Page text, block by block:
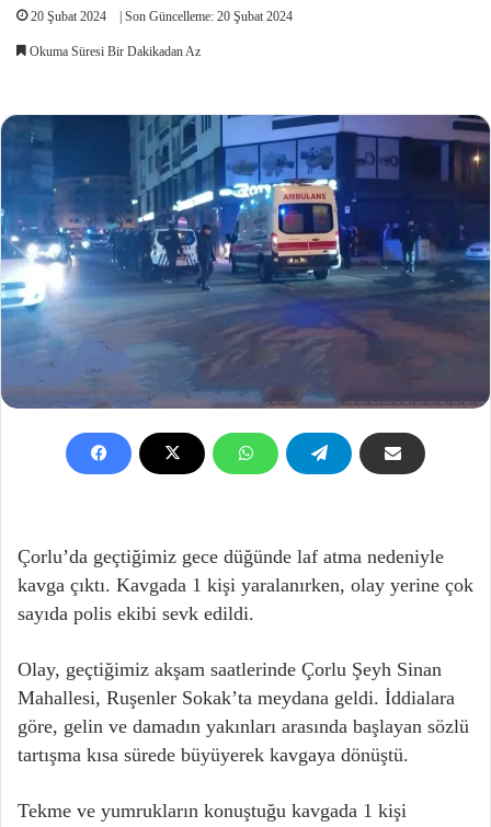
20 Şubat 2024 | Son Güncelleme: 20 Şubat 2024
Okuma Süresi Bir Dakikadan Az
Çorlu’da geçtiğimiz gece düğünde laf atma nedeniyle
kavga çıktı. Kavgada 1 kişi yaralanırken, olay yerine çok
sayıda polis ekibi sevk edildi.
Olay, geçtiğimiz akşam saatlerinde Çorlu Şeyh Sinan
Mahallesi, Ruşenler Sokak’ta meydana geldi. İddialara
göre, gelin ve damadın yakınları arasında başlayan sözlü
tartışma kısa sürede büyüyerek kavgaya dönüştü.
Tekme ve yumrukların konuştuğu kavgada 1 kişi